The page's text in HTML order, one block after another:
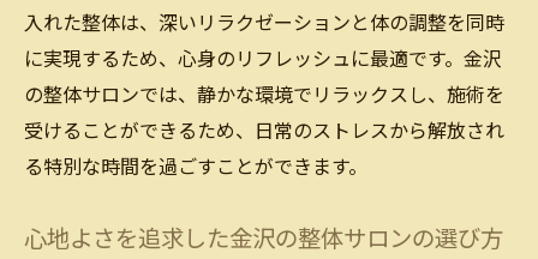
入れた整体は、深いリラクゼーションと体の調整を同時
に実現するため、心身のリフレッシュに最適です。金沢
の整体サロンでは、静かな環境でリラックスし、施術を
受けることができるため、日常のストレスから解放され
る特別な時間を過ごすことができます。
心地よさを追求した金沢の整体サロンの選び方